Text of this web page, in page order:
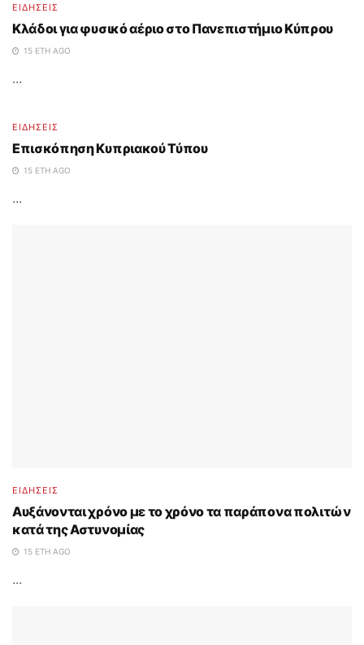
ΕΙΔΗΣΕΙΣ
Κλάδοι για φυσικό αέριο στο Πανεπιστήμιο Κύπρου
15 ΈΤΗ AGO
...
ΕΙΔΗΣΕΙΣ
Επισκόπηση Κυπριακού Τύπου
15 ΈΤΗ AGO
...
ΕΙΔΗΣΕΙΣ
Αυξάνονται χρόνο με το χρόνο τα παράπονα πολιτών
κατά της Αστυνομίας
15 ΈΤΗ AGO
...